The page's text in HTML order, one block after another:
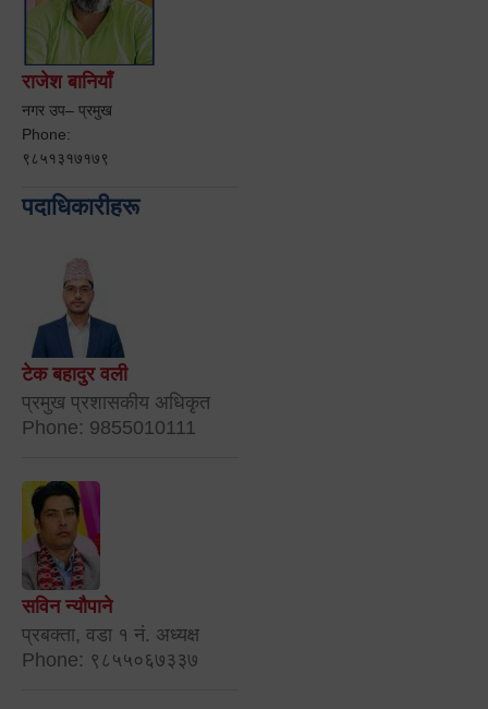
राजेश बानियाँ
नगर उप– प्रमुख
Phone:
९८५१३१७१७९
पदाधिकारीहरू
टेक बहादुर वली
प्रमुख प्रशासकीय अधिकृत
Phone: 9855010111
सविन न्यौपाने
प्रबक्ता, वडा १ नं. अध्यक्ष
Phone: ९८५५०६७३३७